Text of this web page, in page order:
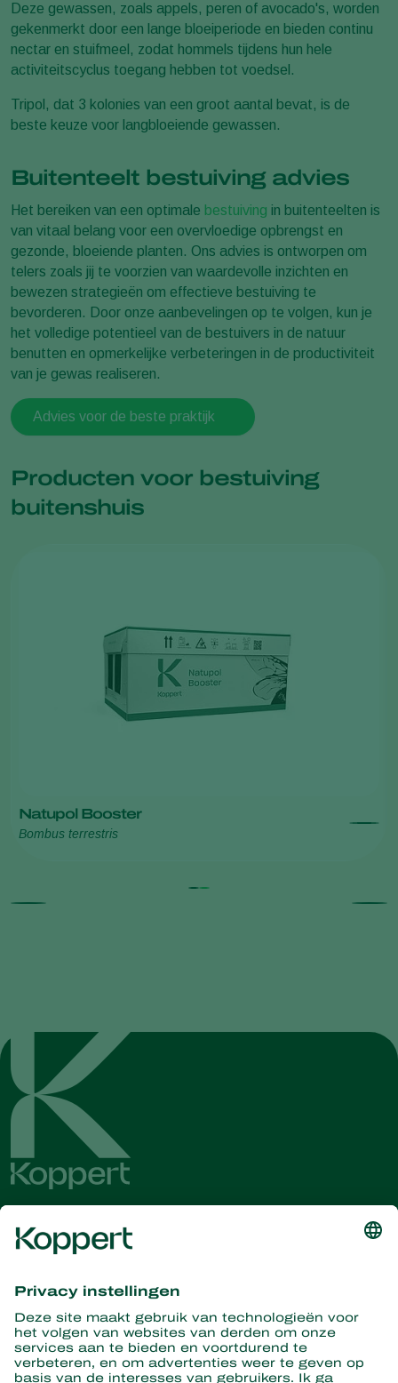
Deze gewassen, zoals appels, peren of avocado's, worden
gekenmerkt door een lange bloeiperiode en bieden continu
nectar en stuifmeel, zodat hommels tijdens hun hele
activiteitscyclus toegang hebben tot voedsel.
Tripol, dat 3 kolonies van een groot aantal bevat, is de
beste keuze voor langbloeiende gewassen.
Buitenteelt bestuiving advies
Het bereiken van een optimale bestuiving in buitenteelten is
van vitaal belang voor een overvloedige opbrengst en
gezonde, bloeiende planten. Ons advies is ontworpen om
telers zoals jij te voorzien van waardevolle inzichten en
bewezen strategieën om effectieve bestuiving te
bevorderen. Door onze aanbevelingen op te volgen, kun je
het volledige potentieel van de bestuivers in de natuur
benutten en opmerkelijke verbeteringen in de productiviteit
van je gewas realiseren.
Advies voor de beste praktijk
Producten voor bestuiving
buitenshuis
Natupol Booster
Bombus terrestris
Ontvang het laatste nieuws en
informatie
Hier aanmelden
Partners with Nature